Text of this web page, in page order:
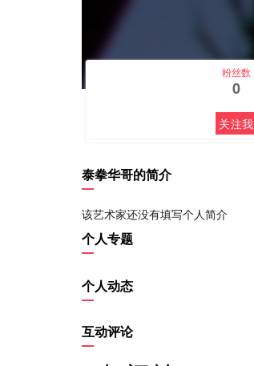
粉丝数
0
关注我
泰拳华哥的简介
该艺术家还没有填写个人简介
个人专题
个人动态
互动评论